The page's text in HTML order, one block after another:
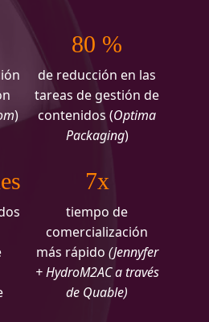
)
80 %
de reducción en las
tareas de gestión de
contenidos (Optima
Packaging)
7x
tiempo de
comercialización
más rápido (Jennyfer
+ HydroM2AC a través
de Quable)